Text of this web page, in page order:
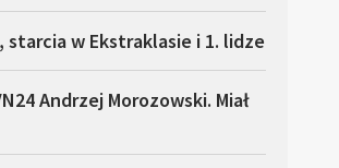
w Ekstraklasie i 1. lidze
Andrzej Morozowski. Miał